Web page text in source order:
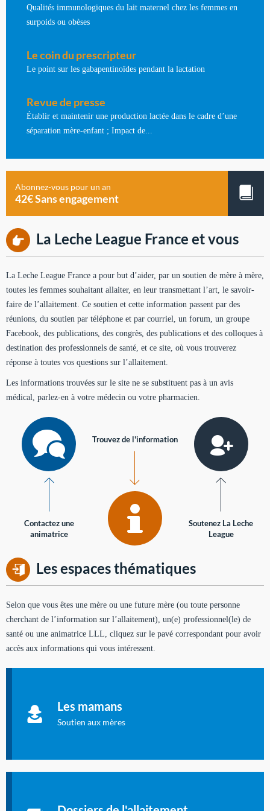
Qualités immunologiques du lait maternel chez les femmes en
surpoids ou obèses
Le coin du prescripteur
Le point sur les gabapentinoïdes pendant la lactation
Revue de presse
Établir et maintenir une production lactée dans le cadre d’une
séparation mère-enfant ; Impact de...
Abonnez-vous pour un an
42€ Sans engagement
La Leche League France et vous
La Leche League France a pour but d’aider, par un soutien de mère à mère,
toutes les femmes souhaitant allaiter, en leur transmettant l’art, le savoir-
faire de l’allaitement. Ce soutien et cette information passent par des
réunions, du soutien par téléphone et par courriel, un forum, un groupe
Facebook, des publications, des congrès, des publications et des colloques à
destination des professionnels de santé, et ce site, où vous trouverez
réponse à toutes vos questions sur l’allaitement.
Les informations trouvées sur le site ne se substituent pas à un avis
médical, parlez-en à votre médecin ou votre pharmacien.
Contactez une
animatrice
Trouvez de l'information
Soutenez La Leche
League
Les espaces thématiques
Selon que vous êtes une mère ou une future mère (ou toute personne
cherchant de l’information sur l’allaitement), un(e) professionnel(le) de
santé ou une animatrice LLL, cliquez sur le pavé correspondant pour avoir
accès aux informations qui vous intéressent.
Les mamans
Soutien aux mères
à allaiter et vous informer : toutes les rubriques qui
concernent l'allaitement.